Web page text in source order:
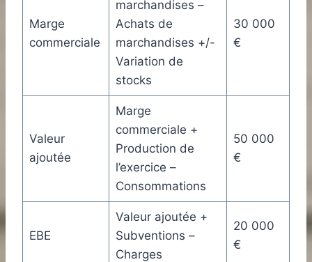
Marge
commerciale
marchandises –
Achats de
marchandises +/-
Variation de
stocks
30 000
€
Valeur
ajoutée
Marge
commerciale +
Production de
l’exercice –
Consommations
50 000
€
EBE
Valeur ajoutée +
Subventions –
Charges
20 000
€